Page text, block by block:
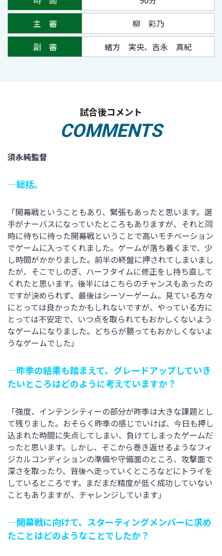
主 審
柳 彩乃
副 審
緒方 実央、吉永 真紀
試合後コメント
COMMENTS
須永純監督
―総括。
「開幕戦ということもあり、緊張もあったと思います。選
手がナーバスになっていたところもありますが、それと同
時に待ちに待った開幕戦ということで高いモチベーション
でゲームに入ってくれました。ゲームが落ち着くまで、少
し時間がかかりました。前半の終盤に押されてしまいまし
たが、そこでしのぎ、ハーフタイムに修正をし持ち直して
くれたと思います。後半にはこちらのチャンスもあったの
ですが決められず、最後はシーソーゲーム。見ている方々
にとっては良かったかもしれないですが、やっている方に
とっては不安定で、いつ点を取られてもおかしくないよう
なゲームになりました。どちらが勝ってもおかしくないよ
うなゲームでした」
―昨季の結果も踏まえて、グレードアップしていき
たいところはどのように考えていますか？
「強度、インテンシティーの部分が昨季は大きな課題とし
て残りました。おそらく昨季の感じでいけば、今日も押し
込まれた時間に失点してしまい、負けてしまったゲームだ
ったと思います。しかし、そこから巻き返せるようなフィ
ジカルコンディションの準備や守備面のところ、攻撃面で
深さを取ったり、背後へ走っていくところなどにトライを
しているところです。まだまだ精度が低く成功していない
こともありますが、チャレンジしています」
―開幕戦に向けて、スターティングメンバーに求め
たことはどのようなことでしたか？